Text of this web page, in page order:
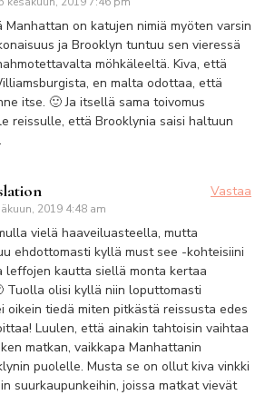
Manhattan on katujen nimiä myöten varsin
ja Brooklyn tuntuu sen vieressä
möhkäleeltä. Kiva, että
en malta odottaa, että
itse. 🙂 Ja itsellä sama toivomus
reissulle, että Brooklynia saisi haltuun
2019 4:48 am
Vastaa
vielä haaveiluasteella, mutta
ehdottomasti kyllä must see -kohteisiini
leffojen kautta siellä monta kertaa
Tuolla olisi kyllä niin loputtomasti
oikein tiedä miten pitkästä reissusta edes
Luulen, että ainakin tahtoisin vaihtaa
matkan, vaikkapa Manhattanin
puolelle. Musta se on ollut kiva vinkki
suurkaupunkeihin, joissa matkat vievät